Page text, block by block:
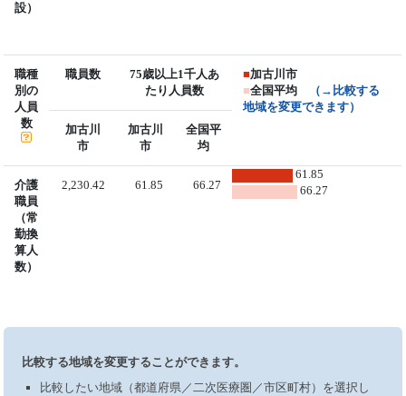
設）
職種
別の
人員
数
職員数
75歳以上1千人あ
たり人員数
■加古川市
■全国平均
（→比較する
地域を変更できます）
加古川
市
加古川
市
全国平
均
介護
職員
（常
勤換
算人
数）
2,230.42 61.85 66.27
61.85
66.27
比較する地域を変更することができます。
比較したい地域（都道府県／二次医療圏／市区町村）を選択し